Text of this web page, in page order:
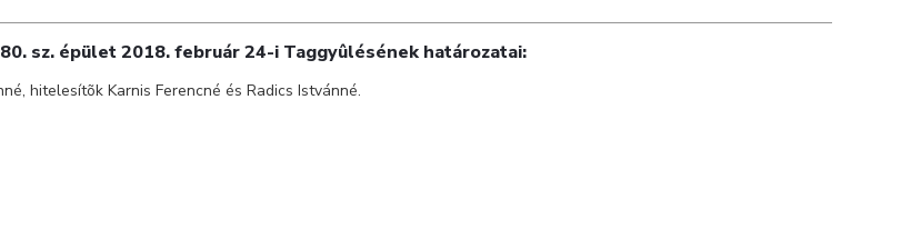
sz. épület 2018. február 24-i Taggyûlésének határozatai:
hitelesítõk Karnis Ferencné és Radics Istvánné.